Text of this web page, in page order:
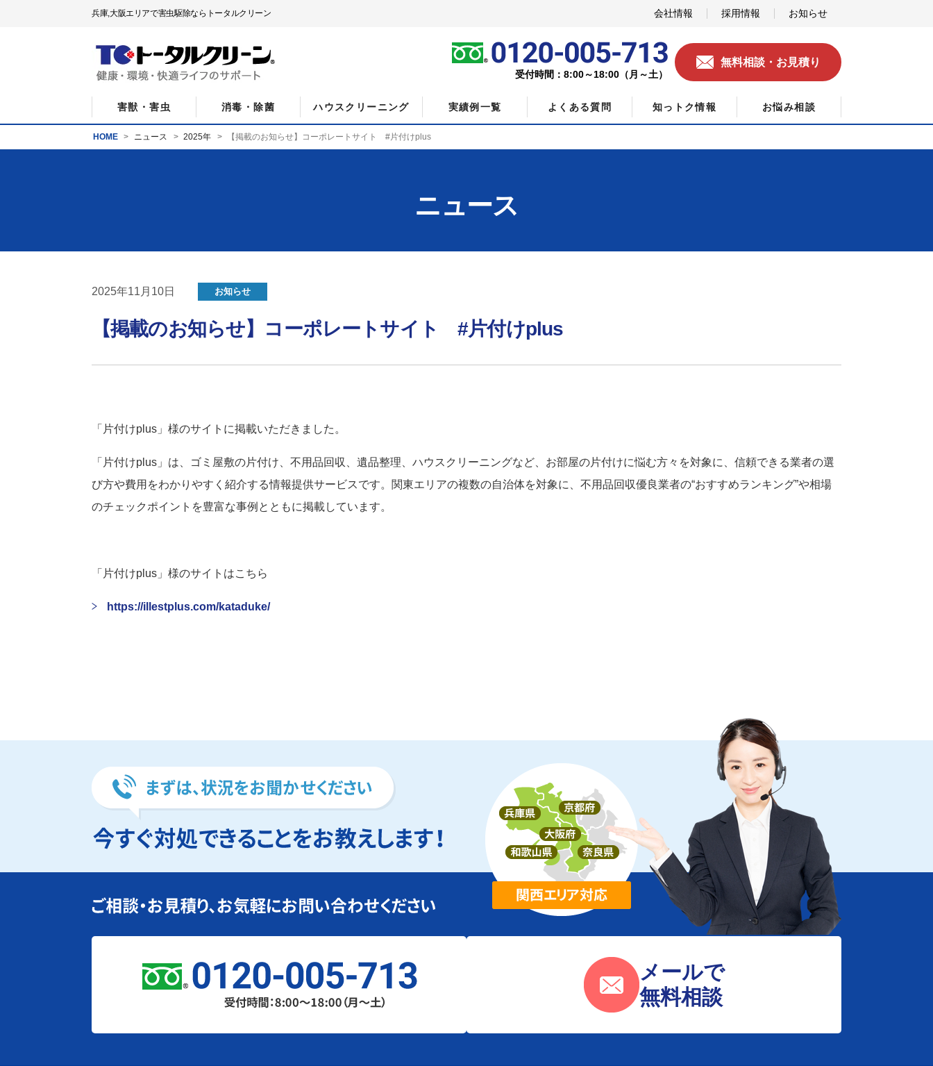
兵庫,大阪エリアで害虫駆除ならトータルクリーン 会社情報 採用情報 お知らせ
受付時間：8:00～18:00（月～土）
無料相談・お見積り
害獣・害虫 消毒・除菌 ハウスクリーニング 実績例一覧 よくある質問 知っトク情報 お悩み相談
ニュース
2025年11月10日 お知らせ
【掲載のお知らせ】コーポレートサイト #片付けplus
「片付けplus」様のサイトに掲載いただきました。
「片付けplus」は、ゴミ屋敷の片付け、不用品回収、遺品整理、ハウスクリーニングなど、お部屋の片付けに悩む方々を対象に、信頼できる業者の選
び方や費用をわかりやすく紹介する情報提供サービスです。関東エリアの複数の自治体を対象に、不用品回収優良業者の“おすすめランキング”や相場
のチェックポイントを豊富な事例とともに掲載しています。
「片付けplus」様のサイトはこちら
https://illestplus.com/kataduke/
メールで
無料相談
HOME ニュース 2025年 【掲載のお知らせ】コーポレートサイト #片付けplus